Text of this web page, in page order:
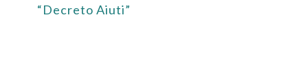
“Decreto Aiuti”